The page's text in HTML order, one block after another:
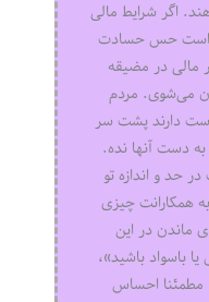
اگر شرایط مالی
است حس حسادت
مالی در مضیقه
می‌شوی. مردم
دارند پشت سر
به دست آنها نده.
حد و اندازه تو
همکارانت چیزی
ماندن در این
باسواد باشید»،
مطمئنا احساس